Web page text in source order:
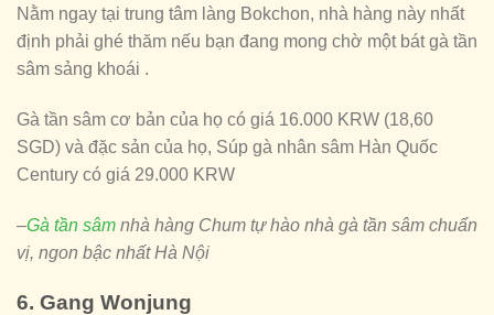
Nằm ngay tại trung tâm làng Bokchon, nhà hàng này nhất
định phải ghé thăm nếu bạn đang mong chờ một bát gà tần
sâm sảng khoái .
Gà tần sâm cơ bản của họ có giá 16.000 KRW (18,60
SGD) và đặc sản của họ, Súp gà nhân sâm Hàn Quốc
Century có giá 29.000 KRW
–Gà tần sâm nhà hàng Chum tự hào nhà gà tần sâm chuẩn
vị, ngon bậc nhất Hà Nội
6. Gang Wonjung